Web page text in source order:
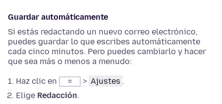
Guardar automáticamente
Si estás redactando un nuevo correo electrónico,
puedes guardar lo que escribes automáticamente
cada cinco minutos. Pero puedes cambiarlo y hacer
que sea más o menos a menudo:
Haz clic en ≡ > Ajustes .
Elige Redacción.